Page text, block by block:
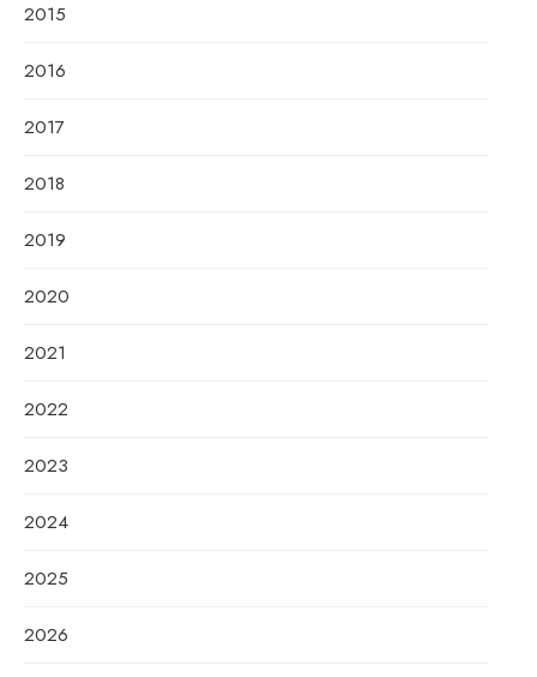
2015
2016
2017
2018
2019
2020
2021
2022
2023
2024
2025
2026